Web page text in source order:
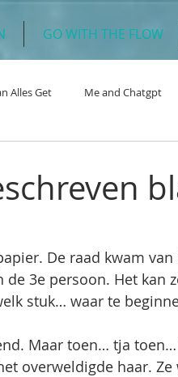
GO WITH THE FLOW
Alles Get Me and Chatgpt
De raad kwam
3e persoon. Het kan
stuk… waar te
Maar toen… tja
overweldigde haar. Ze